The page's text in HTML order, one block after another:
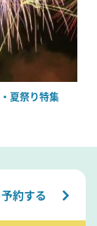
夏祭り特集
約する